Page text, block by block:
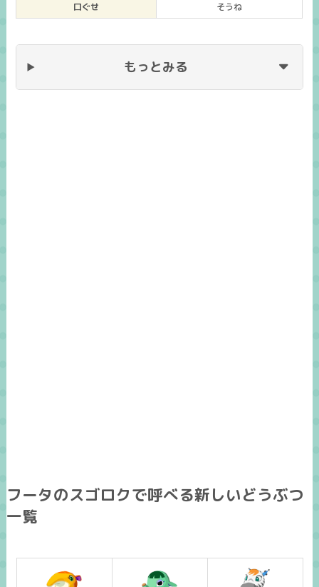
口ぐせ
そうね
もっとみる
フータのスゴロクで呼べる新しいどうぶつ
一覧